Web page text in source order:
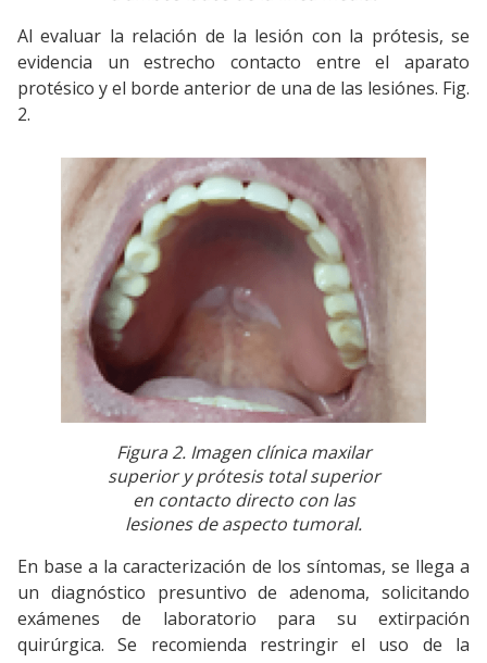
Al evaluar la relación de la lesión con la prótesis, se
evidencia un estrecho contacto entre el aparato
protésico y el borde anterior de una de las lesiónes. Fig.
2.
Figura 2. Imagen clínica maxilar
superior y prótesis total superior
en contacto directo con las
lesiones de aspecto tumoral.
En base a la caracterización de los síntomas, se llega a
un diagnóstico presuntivo de adenoma, solicitando
exámenes de laboratorio para su extirpación
quirúrgica. Se recomienda restringir el uso de la